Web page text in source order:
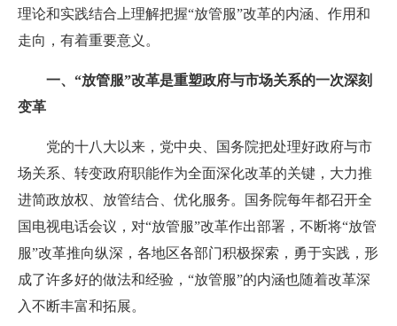
理论和实践结合上理解把握“放管服”改革的内涵、作用和
走向，有着重要意义。
一、“放管服”改革是重塑政府与市场关系的一次深刻
变革
党的十八大以来，党中央、国务院把处理好政府与市
场关系、转变政府职能作为全面深化改革的关键，大力推
进简政放权、放管结合、优化服务。国务院每年都召开全
国电视电话会议，对“放管服”改革作出部署，不断将“放管
服”改革推向纵深，各地区各部门积极探索，勇于实践，形
成了许多好的做法和经验，“放管服”的内涵也随着改革深
入不断丰富和拓展。